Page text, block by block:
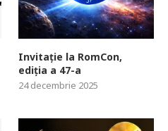
Invitație la RomCon,
ediția a 47-a
24 decembrie 2025